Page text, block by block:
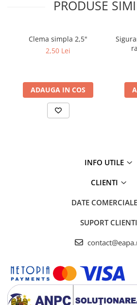
PRODUSE
Clema simpla 2,5"
2,50 Lei
ADAUGA IN COS
INFO UTILE
CLIENTI
DATE COMERCIALE
SUPORT CLIENTI